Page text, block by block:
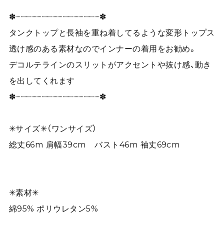
✽┈┈┈┈┈┈┈┈┈┈┈┈┈┈┈┈✽
タンクトップと長袖を重ね着してるような変形トップス
透け感のある素材なのでインナーの着用をお勧め。
デコルテラインのスリットがアクセントや抜け感、動き
を出してくれます
✽┈┈┈┈┈┈┈┈┈┈┈┈┈┈┈┈✽
✳︎サイズ✳︎（ワンサイズ）
総丈66m 肩幅39cm バスト46m 袖丈69cm
✳︎素材✳︎
綿95% ポリウレタン5%